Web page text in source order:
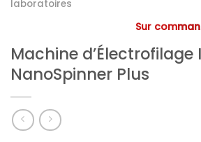
laboratoires
Sur
Machine d’Électrofilage
NanoSpinner Plus